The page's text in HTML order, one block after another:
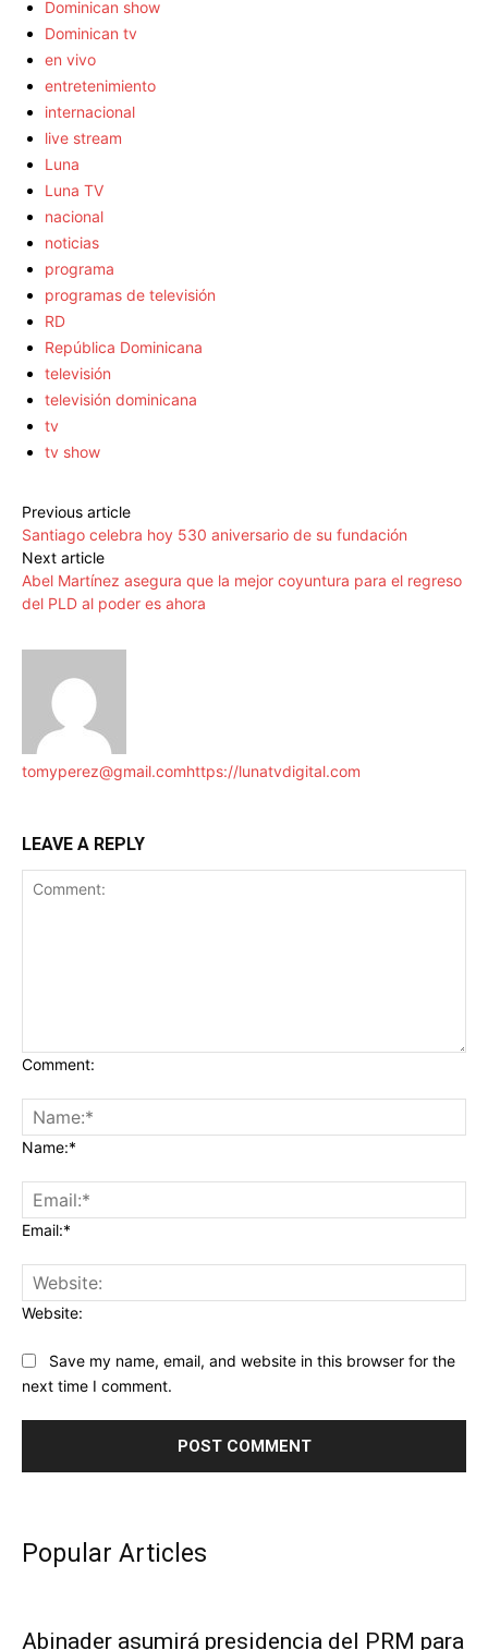
Dominican show
Dominican tv
en vivo
entretenimiento
internacional
live stream
Luna
Luna TV
nacional
noticias
programa
programas de televisión
RD
República Dominicana
televisión
televisión dominicana
tv
tv show
Previous article
Santiago celebra hoy 530 aniversario de su fundación
Next article
Abel Martínez asegura que la mejor coyuntura para el regreso
del PLD al poder es ahora
tomyperez@gmail.comhttps://lunatvdigital.com
LEAVE A REPLY
Comment:
Name:*
Email:*
Website:
Save my name, email, and website in this browser for the
next time I comment.
Popular Articles
Abinader asumirá presidencia del PRM para